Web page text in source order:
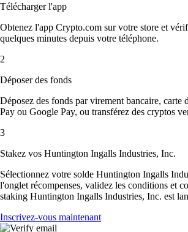
Télécharger l'app
Obtenez l'app Crypto.com sur votre store et
quelques minutes depuis votre téléphone.
2
Déposer des fonds
Déposez des fonds par virement bancaire, carte
Pay ou Google Pay, ou transférez des cryptos
3
Stakez vos Huntington Ingalls Industries, Inc.
Sélectionnez votre solde Huntington Ingalls
l'onglet récompenses, validez les conditions et
staking Huntington Ingalls Industries, Inc. est
Inscrivez-vous maintenant